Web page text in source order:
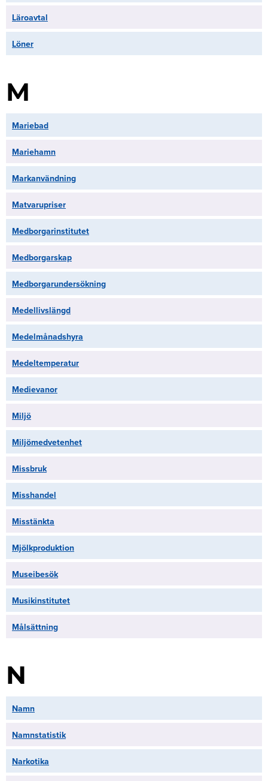
Läroavtal
Löner
M
Mariebad
Mariehamn
Markanvändning
Matvarupriser
Medborgarinstitutet
Medborgarskap
Medborgarundersökning
Medellivslängd
Medelmånadshyra
Medeltemperatur
Medievanor
Miljö
Miljömedvetenhet
Missbruk
Misshandel
Misstänkta
Mjölkproduktion
Museibesök
Musikinstitutet
Målsättning
N
Namn
Namnstatistik
Narkotika